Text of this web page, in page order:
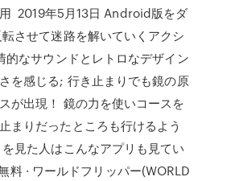
2019年5月13日 Android版をダ
させて迷路を解いていくアクシ
的なサウンドとレトロなデザイン
を感じる; 行き止まりでも鏡の原
が出現！ 鏡の力を使いコースを
まりだったところも行けるよう
見た人はこんなアプリも見てい
料 · ワールドフリッパー(WORLD